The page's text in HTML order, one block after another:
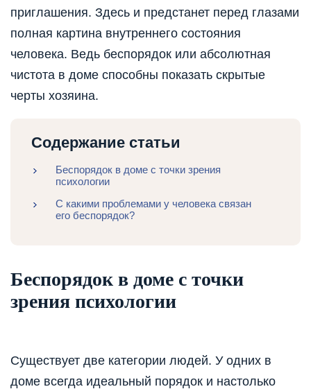
приглашения. Здесь и предстанет перед глазами
полная картина внутреннего состояния
человека. Ведь беспорядок или абсолютная
чистота в доме способны показать скрытые
черты хозяина.
Содержание статьи
Беспорядок в доме с точки зрения
психологии
С какими проблемами у человека связан
его беспорядок?
Беспорядок в доме с точки
зрения психологии
Существует две категории людей. У одних в
доме всегда идеальный порядок и настолько